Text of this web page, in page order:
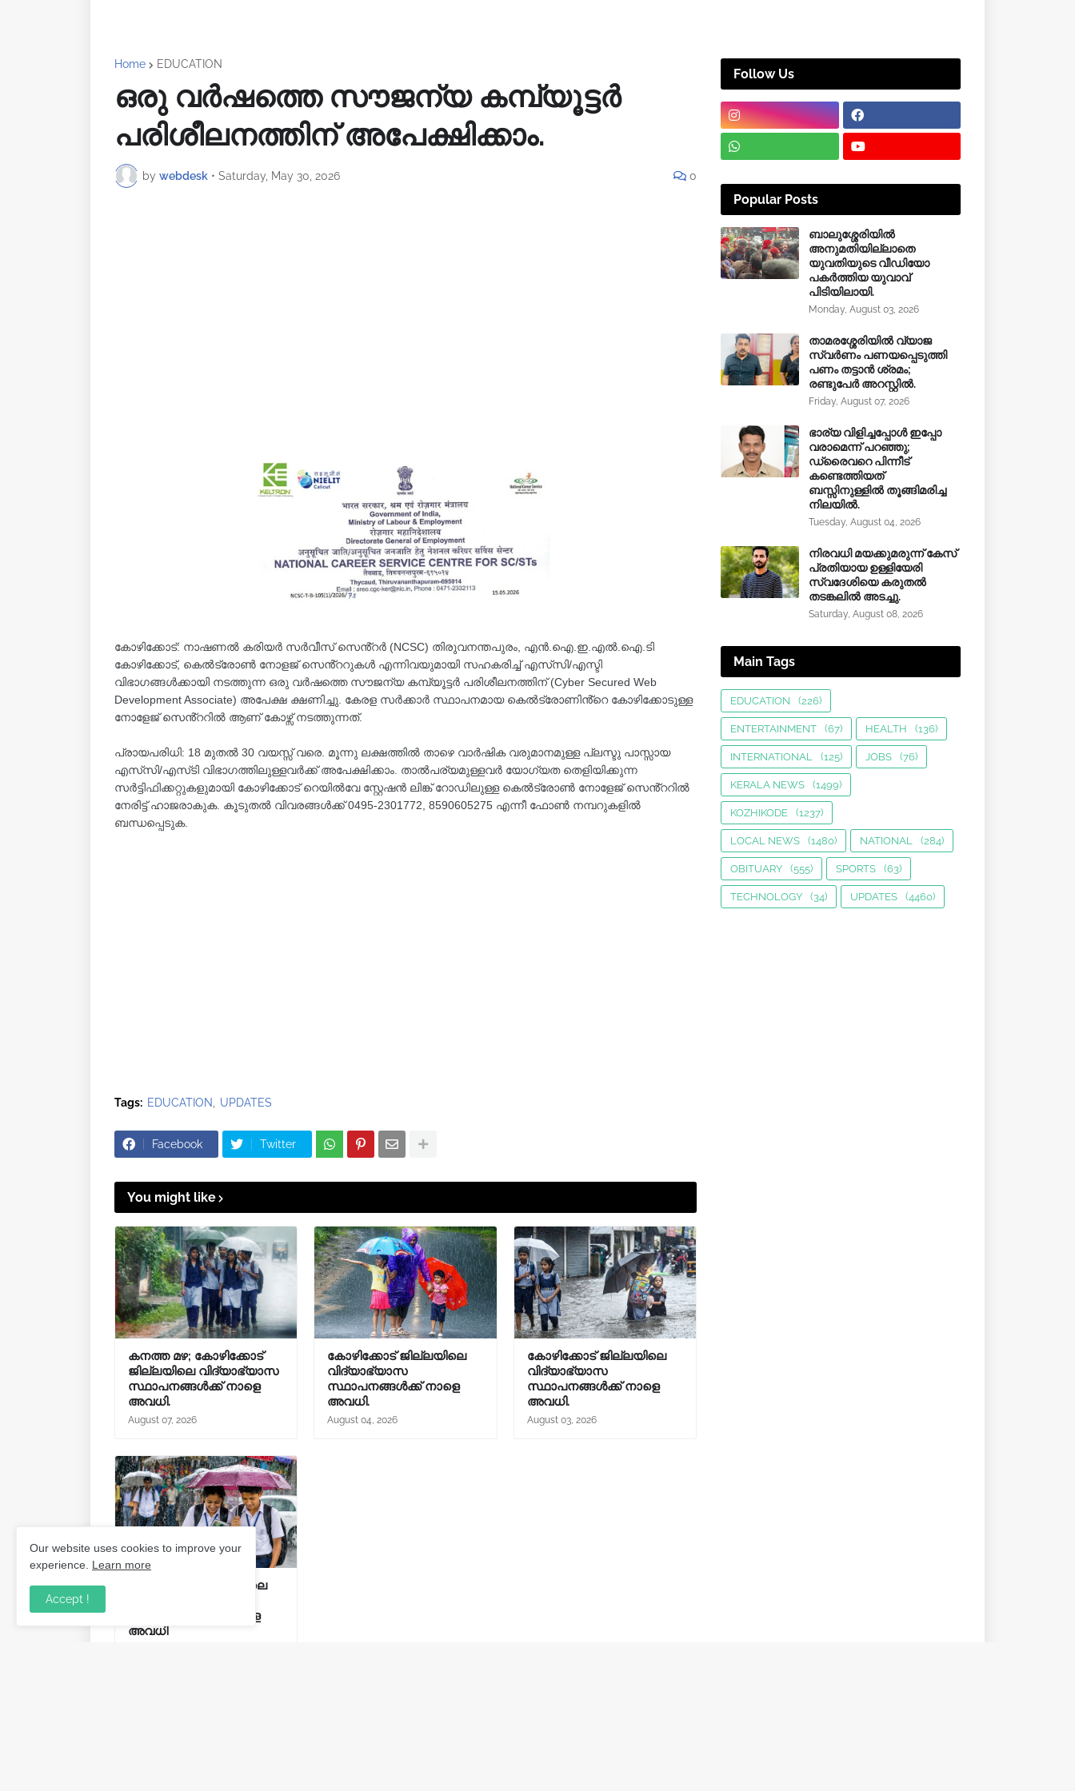
Home EDUCATION
ഒരു വർഷത്തെ സൗജന്യ കമ്പ്യൂട്ടർ
പരിശീലനത്തിന് അപേക്ഷിക്കാം.
by webdesk • Saturday, May 30, 2026 0
കോഴിക്കോട്: നാഷണൽ കരിയർ സർവീസ് സെൻ്റർ (NCSC) തിരുവനന്തപുരം, എൻ.ഐ.ഇ.എൽ.ഐ.ടി
കോഴിക്കോട്, കെൽട്രോൺ നോളജ് സെൻ്ററുകൾ എന്നിവയുമായി സഹകരിച്ച് എസ്‌സി/എസ്ടി
വിഭാഗങ്ങൾക്കായി നടത്തുന്ന ഒരു വർഷത്തെ സൗജന്യ കമ്പ്യൂട്ടർ പരിശീലനത്തിന് (Cyber Secured Web
Development Associate) അപേക്ഷ ക്ഷണിച്ചു. കേരള സർക്കാർ സ്ഥാപനമായ കെൽട്രോണിൻ്റെ കോഴിക്കോടുള്ള
നോളേജ് സെൻ്ററിൽ ആണ് കോഴ്സ് നടത്തുന്നത്.
പ്രായപരിധി: 18 മുതൽ 30 വയസ്സ് വരെ. മൂന്നു ലക്ഷത്തിൽ താഴെ വാർഷിക വരുമാനമുള്ള പ്ലസ്ടു പാസ്സായ
എസ്‌സി/എസ്‌ടി വിഭാഗത്തിലുള്ളവർക്ക് അപേക്ഷിക്കാം. താൽപര്യമുള്ളവർ യോഗ്യത തെളിയിക്കുന്ന
സർട്ടിഫിക്കറ്റുകളുമായി കോഴിക്കോട് റെയിൽവേ സ്റ്റേഷൻ ലിങ്ക് റോഡിലുള്ള കെൽട്രോൺ നോളേജ് സെൻ്ററിൽ
നേരിട്ട് ഹാജരാകുക. കൂടുതൽ വിവരങ്ങൾക്ക് 0495-2301772, 8590605275 എന്നീ ഫോൺ നമ്പറുകളിൽ
ബന്ധപ്പെടുക.
Tags: EDUCATION UPDATES
Facebook Twitter
You might like
കനത്ത മഴ; കോഴിക്കോട്
ജില്ലയിലെ വിദ്യാഭ്യാസ
സ്ഥാപനങ്ങൾക്ക് നാളെ
അവധി.
August 07, 2026
കോഴിക്കോട് ജില്ലയിലെ
വിദ്യാഭ്യാസ
സ്ഥാപനങ്ങൾക്ക് നാളെ
അവധി.
August 04, 2026
കോഴിക്കോട് ജില്ലയിലെ
വിദ്യാഭ്യാസ
സ്ഥാപനങ്ങൾക്ക് നാളെ
അവധി.
August 03, 2026
കോഴിക്കോട് ജില്ലയിലെ
സ്ഥാപനങ്ങൾക്ക് നാളെ
അവധി
Follow Us
Popular Posts
ബാലുശ്ശേരിയിൽ
അനുമതിയില്ലാതെ
യുവതിയുടെ വീഡിയോ
പകർത്തിയ യുവാവ്
പിടിയിലായി.
Monday, August 03, 2026
താമരശ്ശേരിയിൽ വ്യാജ
സ്വർണം പണയപ്പെടുത്തി
പണം തട്ടാൻ ശ്രമം;
രണ്ടുപേർ അറസ്റ്റിൽ.
Friday, August 07, 2026
ഭാര്യ വിളിച്ചപ്പോള്‍ ഇപ്പോ
വരാമെന്ന് പറഞ്ഞു;
ഡ്രൈവറെ പിന്നീട്
കണ്ടെത്തിയത്
ബസ്സിനുള്ളില്‍ തൂങ്ങിമരിച്ച
നിലയിൽ.
Tuesday, August 04, 2026
നിരവധി മയക്കുമരുന്ന് കേസ്
പ്രതിയായ ഉള്ളിയേരി
സ്വദേശിയെ കരുതൽ
തടങ്കലിൽ അടച്ചു.
Saturday, August 08, 2026
Main Tags
EDUCATION (226)
ENTERTAINMENT (67) HEALTH (136)
INTERNATIONAL (125) JOBS (76)
KERALA NEWS (1499)
KOZHIKODE (1237)
LOCAL NEWS (1480) NATIONAL (284)
OBITUARY (555) SPORTS (63)
TECHNOLOGY (34) UPDATES (4460)
Our website uses cookies to improve your
experience. Learn more
Accept !